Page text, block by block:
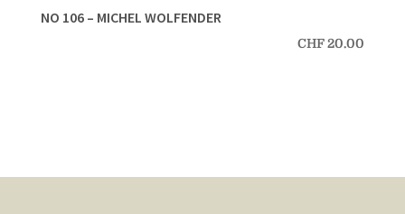
NO 106 – MICHEL WOLFENDER
CHF20.00